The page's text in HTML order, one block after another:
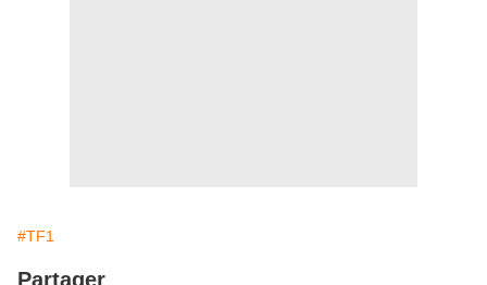
#TF1
Partager